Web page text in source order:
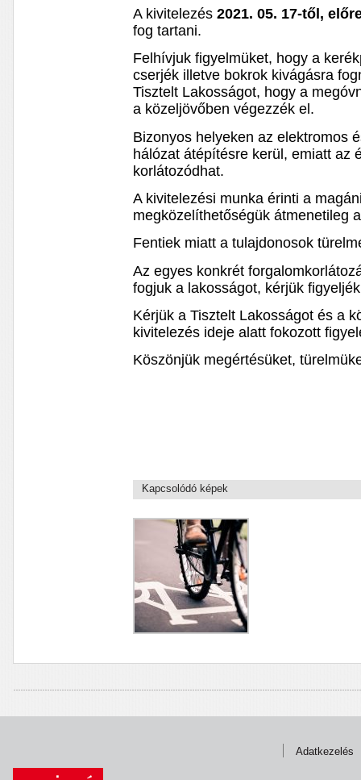
A kivitelezés2021. 05. 17-től,
fog tartani.
Felhívjuk figyelmüket, hogy a
cserjék illetve bokrok kivágásra
Tisztelt Lakosságot, hogy a
a közeljövőben végezzék el.
Bizonyos helyeken az elektromos
hálózat átépítésre kerül, emiatt az
korlátozódhat.
A kivitelezési munka érinti a
megközelíthetőségük átmenetileg
Fentiek miatt a tulajdonosok
Az egyes konkrét
fogjuk a lakosságot, kérjük
Kérjük a Tisztelt Lakosságot és a
kivitelezés ideje alatt fokozott
Köszönjük megértésüket,
Kapcsolódó képek
Adatkezelés